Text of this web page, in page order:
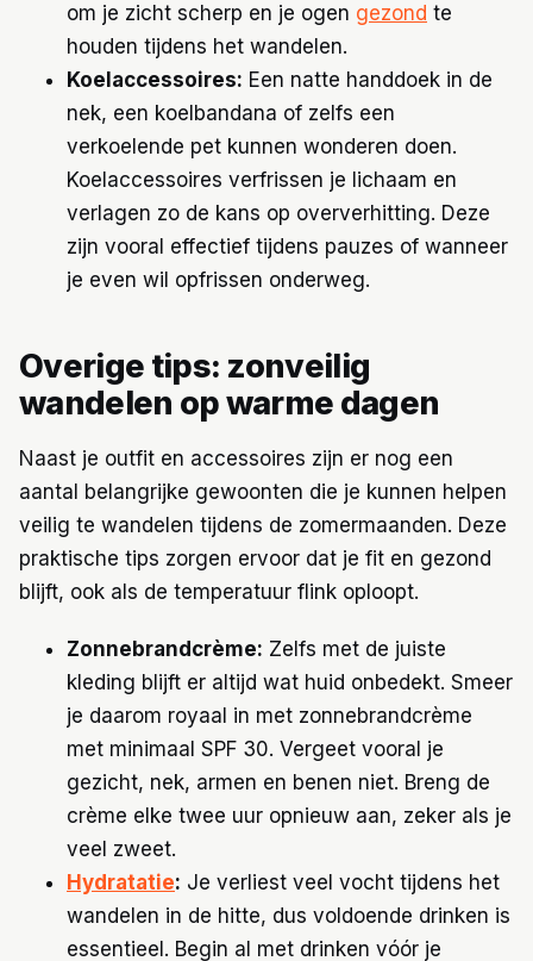
om je zicht scherp en je ogen gezond te
houden tijdens het wandelen.
Koelaccessoires: Een natte handdoek in de
nek, een koelbandana of zelfs een
verkoelende pet kunnen wonderen doen.
Koelaccessoires verfrissen je lichaam en
verlagen zo de kans op oververhitting. Deze
zijn vooral effectief tijdens pauzes of wanneer
je even wil opfrissen onderweg.
Overige tips: zonveilig
wandelen op warme dagen
Naast je outfit en accessoires zijn er nog een
aantal belangrijke gewoonten die je kunnen helpen
veilig te wandelen tijdens de zomermaanden. Deze
praktische tips zorgen ervoor dat je fit en gezond
blijft, ook als de temperatuur flink oploopt.
Zonnebrandcrème: Zelfs met de juiste
kleding blijft er altijd wat huid onbedekt. Smeer
je daarom royaal in met zonnebrandcrème
met minimaal SPF 30. Vergeet vooral je
gezicht, nek, armen en benen niet. Breng de
crème elke twee uur opnieuw aan, zeker als je
veel zweet.
Hydratatie: Je verliest veel vocht tijdens het
wandelen in de hitte, dus voldoende drinken is
essentieel. Begin al met drinken vóór je